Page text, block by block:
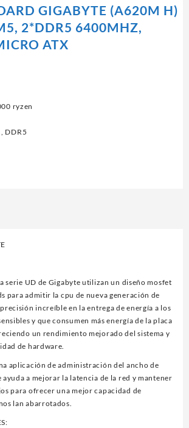
GIGABYTE (A620M H)
2*DDR5 6400MHZ,
ATX
ryzen
DDR5
serie UD de Gigabyte utilizan un diseño mosfet
para admitir la cpu de nueva generación de
increíble en la entrega de energía a los
y que consumen más energía de la placa
un rendimiento mejorado del sistema y
de hardware.
aplicación de administración del ancho de
ayuda a mejorar la latencia de la red y mantener
para ofrecer una mejor capacidad de
lan abarrotados.